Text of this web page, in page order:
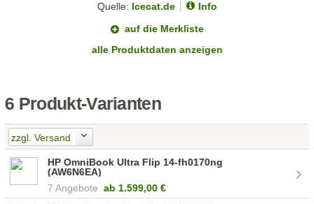
Quelle: Icecat.de
Info
auf die Merkliste
alle Produktdaten anzeigen
6 Produkt-Varianten
zzgl. Versand
HP OmniBook Ultra Flip 14-fh0170ng
(AW6N6EA)
7 Angebote ab 1.599,00 €